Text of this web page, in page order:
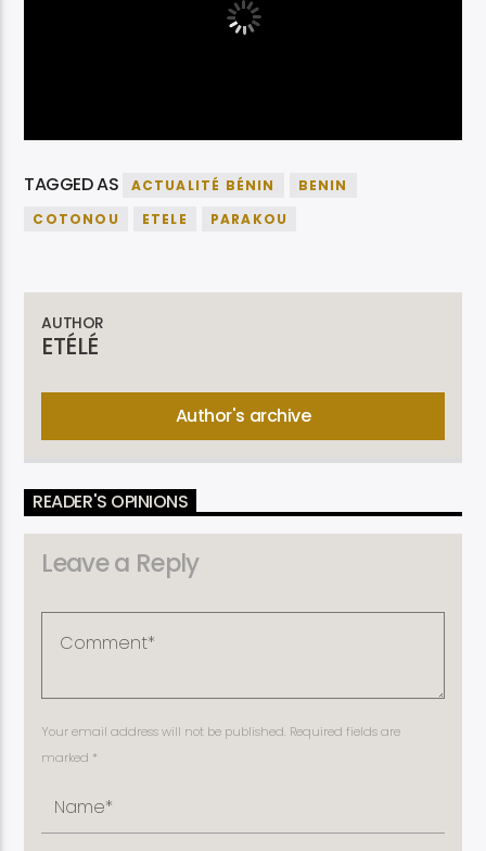
TAGGED AS ACTUALITÉ BÉNIN
BENIN
COTONOU
ETELE PARAKOU
AUTHOR
ETÉLÉ
Author's archive
READER'S OPINIONS
Leave a Reply
Your email address will not be published. Required fields are
marked *